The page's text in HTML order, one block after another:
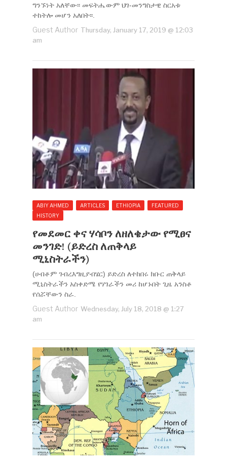
ግንኙነት አለቸው፡፡ መፍትሔውም ህገ-መንግስታዊ ስርአቱ
ተከትሎ መሆን አለበት፡፡.
Guest Author Thursday, January 17, 2019 @ 12:03
am
ABIY AHMED ARTICLES ETHIOPIA
FEATURED
HISTORY
የመደመር ቀና ሃሳቦን ለዘለቄታው የሚፀና
መንገድ! (ይድረስ ለጠቅላይ
ሚኒስትራችን)
(ሀብቶም ገብረእግዚያብሄር) ይድረስ ለተከበሩ ክቡር ጠቅላይ
ሚኒስትራችን አስቀድሜ የሃገራችን መሪ ከሆኑበት ጊዜ አንስቶ
የሰሯቸውን ስራ.
Guest Author Wednesday, July 18, 2018 @ 1:27
am